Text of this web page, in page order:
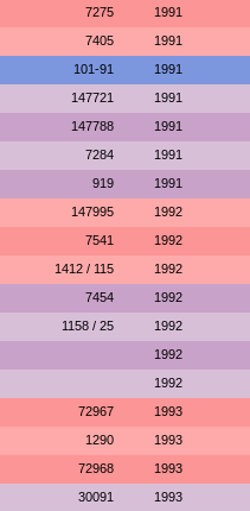
7275 1991
7405 1991
101-91 1991
147721 1991
147788 1991
7284 1991
919 1991
147995 1992
7541 1992
1412 / 115 1992
7454 1992
1158 / 25 1992
1992
1992
72967 1993
1290 1993
72968 1993
30091 1993